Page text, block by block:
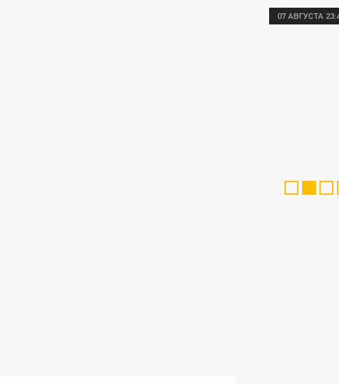
07 АВГУСТА